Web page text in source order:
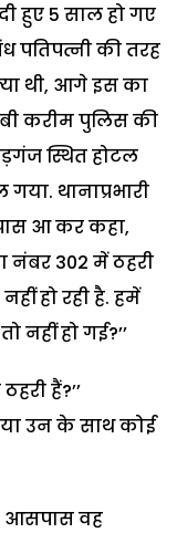
हुए 5 साल हो गए
की तरह
थी, आगे इस का
करीम पुलिस की
स्थित होटल
थानाप्रभारी
आ कर कहा,
नंबर 302 में ठहरी
हो रही है. हमें
नहीं हो गई?’’
हैं?’’
या उन के साथ कोई
आसपास वह